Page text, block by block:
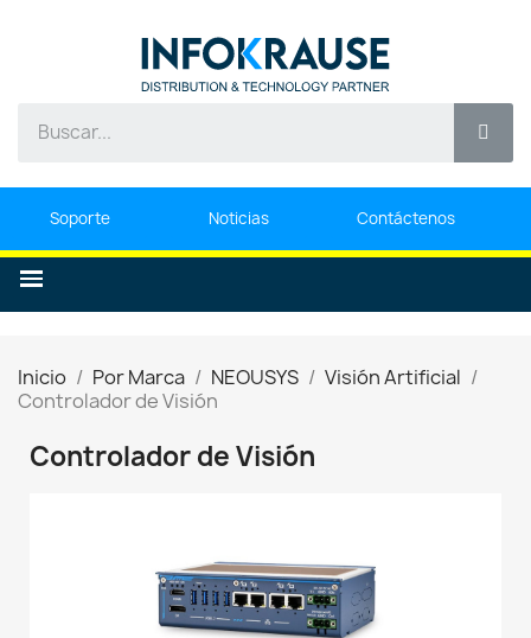
Soporte Noticias Contáctenos
Inicio Por Marca NEOUSYS
Visión Artificial
Controlador de Visión
Controlador de Visión